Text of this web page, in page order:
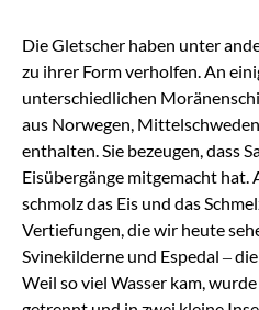
Die Gletscher haben unter
zu ihrer Form verholfen. An
unterschiedlichen
aus Norwegen,
enthalten. Sie bezeugen, dass
Eisübergänge mitgemacht hat.
schmolz das Eis und das
Vertiefungen, die wir heute
Svinekilderne und Espedal –
Weil so viel Wasser kam,